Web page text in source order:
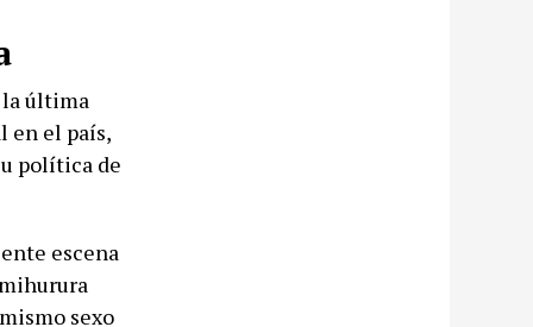
la última
en el país,
política de
escena
sexo